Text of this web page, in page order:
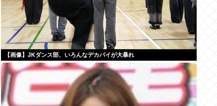
【画像】JKダンス部、いろんなデカパイが大暴れ